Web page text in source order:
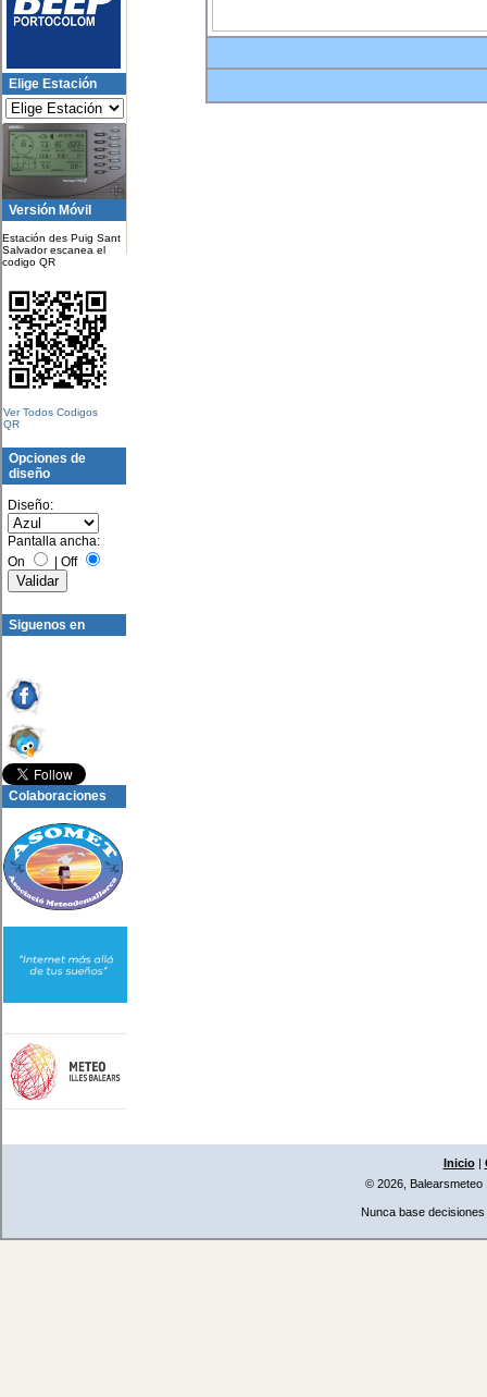
Elige Estación
Versión Móvil
Estación des Puig Sant
Salvador escanea el
codigo QR
Ver Todos Codigos
QR
Opciones de
diseño
Diseño:
Pantalla ancha:
On
Off
Siguenos en
Colaboraciones
Inicio|
© 2026, Balearsmeteo
Nunca base